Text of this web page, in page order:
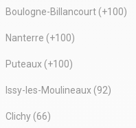
Boulogne-Billancourt (+100)
Nanterre (+100)
Puteaux (+100)
Issy-les-Moulineaux (92)
Clichy (66)